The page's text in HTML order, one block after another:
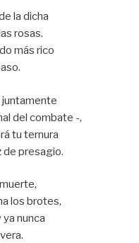
la dicha
rosas.
más rico
juntamente
del combate -,
tu ternura
de presagio.
los brotes,
nunca